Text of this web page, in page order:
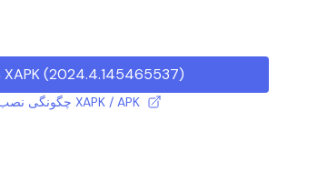
دانلود XAPK(2024.4.145465537)
چگونگی نصب فایل XAPK / APK